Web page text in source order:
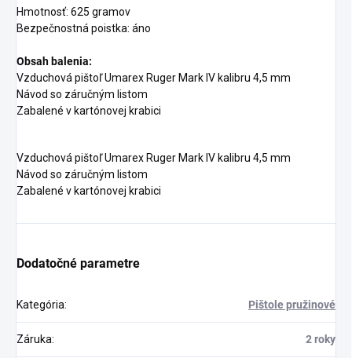
Hmotnosť: 625 gramov
Bezpečnostná poistka: áno
Obsah balenia:
Vzduchová pištoľ Umarex Ruger Mark IV kalibru 4,5 mm
Návod so záručným listom
Zabalené v kartónovej krabici
Vzduchová pištoľ Umarex Ruger Mark IV kalibru 4,5 mm
Návod so záručným listom
Zabalené v kartónovej krabici
Dodatočné parametre
Kategória: Pištole pružinové
Záruka: 2 roky